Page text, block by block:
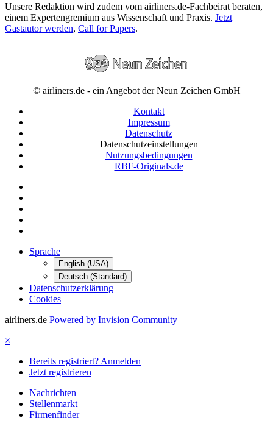
Unsere Redaktion wird zudem vom airliners.de-Fachbeirat beraten,
einem Expertengremium aus Wissenschaft und Praxis. Jetzt
Gastautor werden, Call for Papers.
© airliners.de - ein Angebot der Neun Zeichen GmbH
Kontakt
Impressum
Datenschutz
Datenschutzeinstellungen
Nutzungsbedingungen
RBF-Originals.de
Sprache
English (USA)
Deutsch (Standard)
Datenschutzerklärung
Cookies
airliners.de Powered by Invision Community
×
Bereits registriert? Anmelden
Jetzt registrieren
Nachrichten
Stellenmarkt
Firmenfinder